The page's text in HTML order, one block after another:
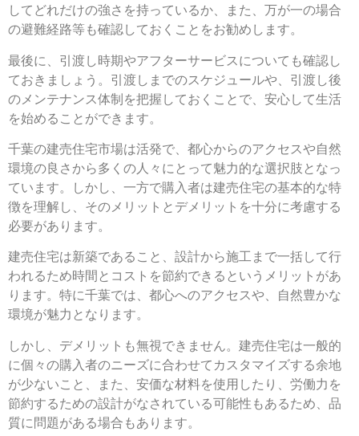
してどれだけの強さを持っているか、また、万が一の場合
の避難経路等も確認しておくことをお勧めします。
最後に、引渡し時期やアフターサービスについても確認し
ておきましょう。引渡しまでのスケジュールや、引渡し後
のメンテナンス体制を把握しておくことで、安心して生活
を始めることができます。
千葉の建売住宅市場は活発で、都心からのアクセスや自然
環境の良さから多くの人々にとって魅力的な選択肢となっ
ています。しかし、一方で購入者は建売住宅の基本的な特
徴を理解し、そのメリットとデメリットを十分に考慮する
必要があります。
建売住宅は新築であること、設計から施工まで一括して行
われるため時間とコストを節約できるというメリットがあ
ります。特に千葉では、都心へのアクセスや、自然豊かな
環境が魅力となります。
しかし、デメリットも無視できません。建売住宅は一般的
に個々の購入者のニーズに合わせてカスタマイズする余地
が少ないこと、また、安価な材料を使用したり、労働力を
節約するための設計がなされている可能性もあるため、品
質に問題がある場合もあります。